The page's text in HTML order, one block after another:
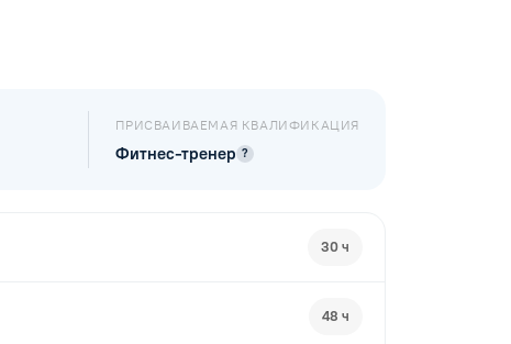
ПРИСВАИВАЕМАЯ КВАЛИФИКАЦИЯ
Фитнес-тренер ?
30 ч
48 ч